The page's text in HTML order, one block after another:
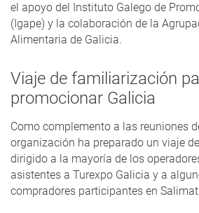
el apoyo del Instituto Galego de
(Igape) y la colaboración de la
Alimentaria de Galicia.
Viaje de familiarización
promocionar Galicia
Como complemento a las reuniones
organización ha preparado un viaje
dirigido a la mayoría de los
asistentes a Turexpo Galicia y a
compradores participantes en